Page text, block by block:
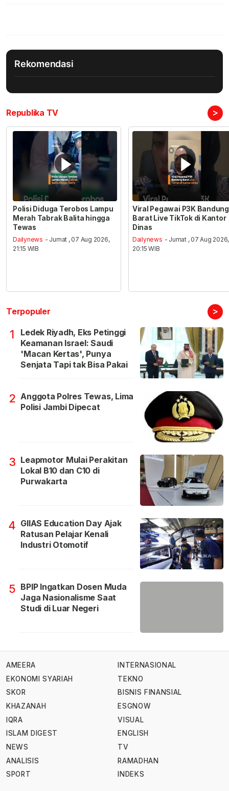
Rekomendasi
Republika TV >
Polisi Diduga Terobos Lampu
Merah Tabrak Balita hingga
Tewas
Dailynews - Jumat , 07 Aug 2026,
21:15 WIB
Viral Pegawai P3K Bandung
Barat Live TikTok di Kantor
Dinas
Dailynews - Jumat , 07 Aug 2026,
20:15 WIB
Terpopuler >
1
Ledek Riyadh, Eks Petinggi
Keamanan Israel: Saudi
'Macan Kertas', Punya
Senjata Tapi tak Bisa Pakai
2 Anggota Polres Tewas, Lima
Polisi Jambi Dipecat
3 Leapmotor Mulai Perakitan
Lokal B10 dan C10 di
Purwakarta
4 GIIAS Education Day Ajak
Ratusan Pelajar Kenali
Industri Otomotif
5 BPIP Ingatkan Dosen Muda
Jaga Nasionalisme Saat
Studi di Luar Negeri
AMEERA
EKONOMI SYARIAH
SKOR
KHAZANAH
IQRA
ISLAM DIGEST
NEWS
ANALISIS
SPORT
INTERNASIONAL
TEKNO
BISNIS FINANSIAL
ESGNOW
VISUAL
ENGLISH
TV
RAMADHAN
INDEKS